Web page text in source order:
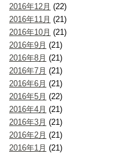
2016年12月 (22)
2016年11月 (21)
2016年10月 (21)
2016年9月 (21)
2016年8月 (21)
2016年7月 (21)
2016年6月 (21)
2016年5月 (22)
2016年4月 (21)
2016年3月 (21)
2016年2月 (21)
2016年1月 (21)